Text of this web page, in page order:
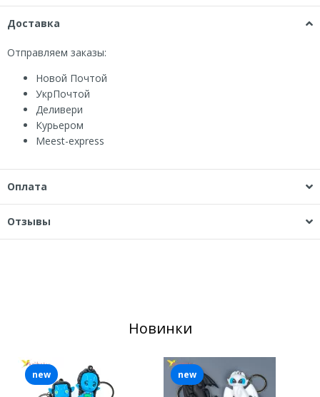
Доставка
Отправляем заказы:
Новой Почтой
УкрПочтой
Деливери
Курьером
Мeest-express
Оплата
Отзывы
Новинки
new new